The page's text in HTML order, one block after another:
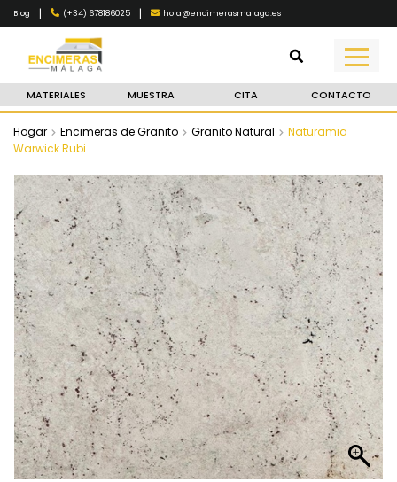
Blog | (+34) 678186025 | hola@encimerasmalaga.es
MATERIALES MUESTRA CITA CONTACTO
Hogar Encimeras de Granito Granito Natural
Naturamia
Warwick Rubi